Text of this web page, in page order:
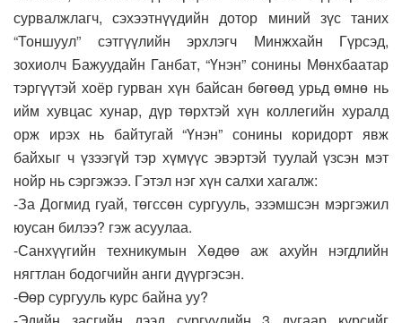
сурвалжлагч, сэхээтнүүдийн дотор миний зүс таних
“Тоншуул” сэтгүүлийн эрхлэгч Минжхайн Гүрсэд,
зохиолч Бажуудайн Ганбат, “Үнэн” сонины Мөнхбаатар
тэргүүтэй хоёр гурван хүн байсан бөгөөд урьд өмнө нь
ийм хувцас хунар, дүр төрхтэй хүн коллегийн хуралд
орж ирэх нь байтугай “Үнэн” сонины коридорт явж
байхыг ч үзээгүй тэр хүмүүс эвэртэй туулай үзсэн мэт
нойр нь сэргэжээ. Гэтэл нэг хүн салхи хагалж:
-За Догмид гуай, төгссөн сургууль, эзэмшсэн мэргэжил
юусан билээ? гэж асуулаа.
-Санхүүгийн техникумын Хөдөө аж ахуйн нэгдлийн
нягтлан бодогчийн анги дүүргэсэн.
-Өөр сургууль курс байна уу?